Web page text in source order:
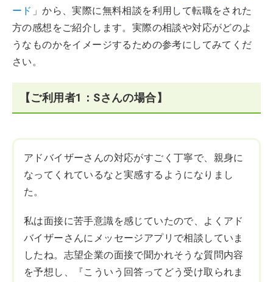
ード 」から、実際に無料相談を利用して転職をされた
方の感想をご紹介します。実際の相談や対応がどのよ
うなものかをイメージするための参考にしてみてくだ
さい。
【ご利用者1：Sさんの場合】
アドバイザーさんの対応がすごく丁寧で、親身に
なってくれているなと実感するようになりまし
た。
私は面接に苦手意識を感じていたので、よくアド
バイザーさんにメッセージアプリで相談していま
したね。志望企業の面接で聞かれそうな質問内容
を予想し、『こういう回答ってどう受け取られま